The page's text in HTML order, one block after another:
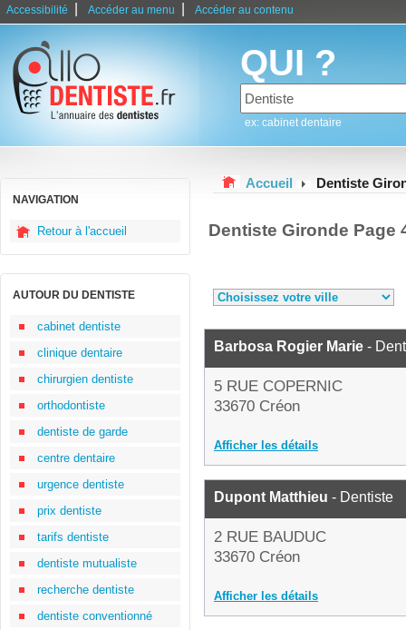
Accessibilité Accéder au menu Accéder au contenu
QUI ?
ex: cabinet dentaire
NAVIGATION
Retour à l'accueil
AUTOUR DU DENTISTE
cabinet dentiste
clinique dentaire
chirurgien dentiste
orthodontiste
dentiste de garde
centre dentaire
urgence dentiste
prix dentiste
tarifs dentiste
dentiste mutualiste
recherche dentiste
dentiste conventionné
Accueil Dentiste
Dentiste Gironde Page
Barbosa Rogier Marie -
5 RUE COPERNIC
33670 Créon
Afficher les détails
Dupont Matthieu - Dentiste
2 RUE BAUDUC
33670 Créon
Afficher les détails